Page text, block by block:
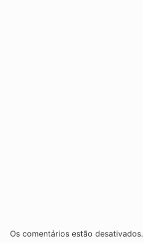
Os comentários estão desativados.